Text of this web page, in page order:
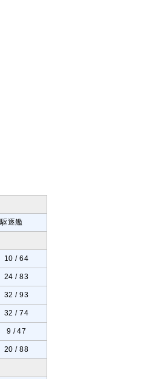
逐艦
10 / 64
24 / 83
32 / 93
32 / 74
9 / 47
20 / 88